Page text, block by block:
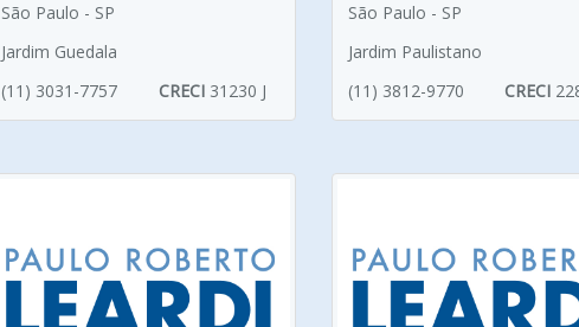
São Paulo - SP
Jardim Guedala
(11) 3031-7757
CRECI 31230 J
São Paulo - SP
Jardim Paulistano
(11) 3812-9770
CRECI